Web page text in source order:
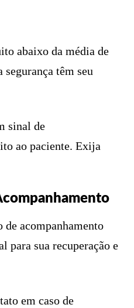
abaixo da média de
segurança têm seu
sinal de
ao paciente. Exija
acompanhamento
para sua recuperação e
em caso de